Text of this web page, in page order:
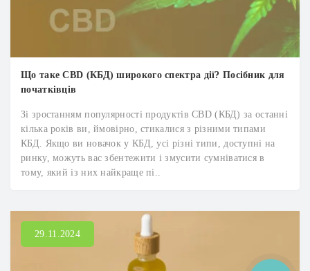
Що таке CBD (КБД) широкого спектра дії? Посібник для
початківців
Зі зростанням популярності продуктів CBD (КБД) за останні
кілька років ви, ймовірно, стикалися з різними типами
КБД. Якщо ви новачок у КБД, усі різні типи, доступні на
ринку, можуть вас збентежити і змусити сумніватися в
тому, який із них найкраще пі..
29.11.2024